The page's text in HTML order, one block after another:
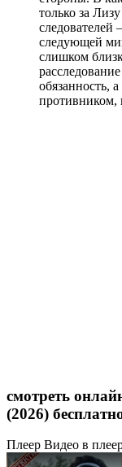
только за
следователей
следующей
слишком
обязанность,
противником,
смотреть
(2026)
Плеер Видео в